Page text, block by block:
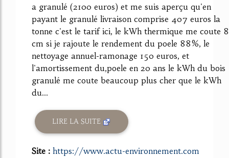
a granulé (2100 euros) et me suis aperçu qu'en
payant le granulé livraison comprise 407 euros la
tonne c'est le tarif ici, le kWh thermique me coute 8
cm si je rajoute le rendement du poele 88%, le
nettoyage annuel-ramonage 150 euros, et
l'amortissement du,poele en 20 ans le kWh du bois
granulé me coute beaucoup plus cher que le kWh
du...
LIRE LA SUITE
Site : https://www.actu-environnement.com